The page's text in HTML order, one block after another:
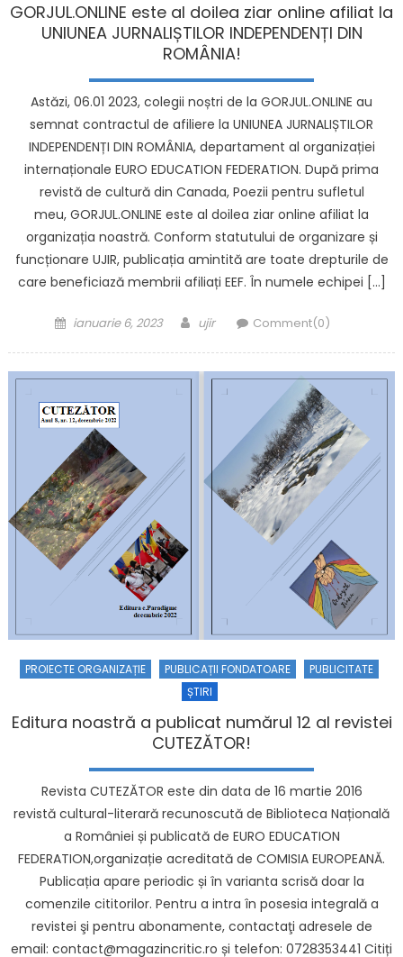
GORJUL.ONLINE este al doilea ziar online afiliat la
UNIUNEA JURNALIȘTILOR INDEPENDENȚI DIN
ROMÂNIA!
Astăzi, 06.01 2023, colegii noștri de la GORJUL.ONLINE au
semnat contractul de afiliere la UNIUNEA JURNALIȘTILOR
INDEPENDENȚI DIN ROMÂNIA, departament al organizației
internaționale EURO EDUCATION FEDERATION. După prima
revistă de cultură din Canada, Poezii pentru sufletul
meu, GORJUL.ONLINE este al doilea ziar online afiliat la
organizația noastră. Conform statutului de organizare și
funcționare UJIR, publicația amintită are toate drepturile de
care beneficiază membrii afiliați EEF. În numele echipei […]
Posted on
ianuarie 6, 2023 Author
ujir Comment(0)
PROIECTE ORGANIZAȚIE PUBLICAȚII FONDATOARE
PUBLICITATE
ȘTIRI
Editura noastră a publicat numărul 12 al revistei
CUTEZĂTOR!
Revista CUTEZĂTOR este din data de 16 martie 2016
revistă cultural-literară recunoscută de Biblioteca Națională
a României și publicată de EURO EDUCATION
FEDERATION,organizație acreditată de COMISIA EUROPEANĂ.
Publicația apare periodic și în varianta scrisă doar la
comenzile cititorilor. Pentru a intra în posesia integrală a
revistei şi pentru abonamente, contactaţi adresele de
email: contact@magazincritic.ro și telefon: 0728353441 Citiți